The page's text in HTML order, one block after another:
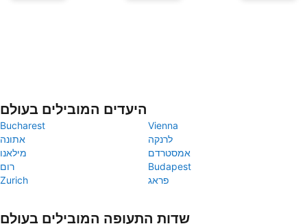
היעדים המובילים בעולם
Bucharest
Vienna
אתונה
לרנקה
מילאנו
אמסטרדם
רום
Budapest
Zurich
פראג
שדות התעופה המובילים בעולם